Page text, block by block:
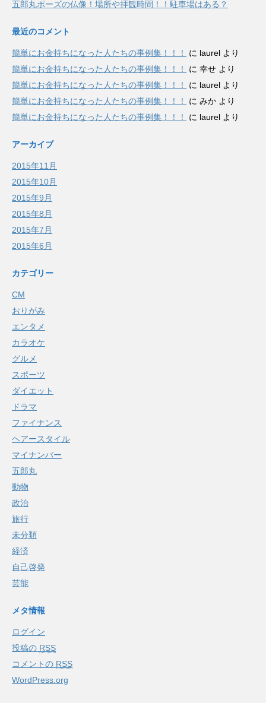
五郎丸ポーズの仏像！場所や拝観時間！！駐車場はある？
最近のコメント
簡単にお金持ちになった人たちの事例集！！！ に laurel より
簡単にお金持ちになった人たちの事例集！！！
に 幸せ より
簡単にお金持ちになった人たちの事例集！！！
に laurel より
簡単にお金持ちになった人たちの事例集！！！
に みか より
簡単にお金持ちになった人たちの事例集！！！
に laurel より
アーカイブ
2015年11月
2015年10月
2015年9月
2015年8月
2015年7月
2015年6月
カテゴリー
CM
おりがみ
エンタメ
カラオケ
グルメ
スポーツ
ダイエット
ドラマ
ファイナンス
ヘアースタイル
マイナンバー
五郎丸
動物
政治
旅行
未分類
経済
自己啓発
芸能
メタ情報
ログイン
投稿の RSS
コメントの RSS
WordPress.org